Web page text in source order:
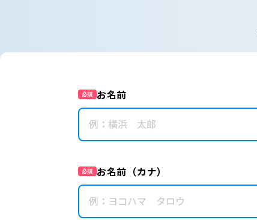
必須 お名前
必須 お名前（カナ）